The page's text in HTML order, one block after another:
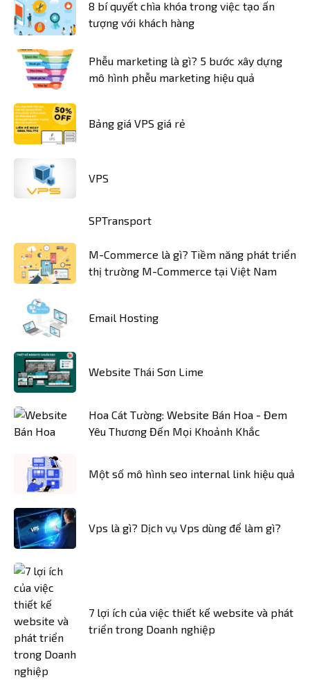
8 bí quyết chìa khóa trong việc tạo ấn
tượng với khách hàng
Phễu marketing là gì? 5 bước xây dựng
mô hình phễu marketing hiệu quả
Bảng giá VPS giá rẻ
VPS
SPTransport
M-Commerce là gì? Tiềm năng phát triển
thị trường M-Commerce tại Việt Nam
Email Hosting
Website Thái Sơn Lime
Hoa Cát Tường: Website Bán Hoa - Đem
Yêu Thương Đến Mọi Khoảnh Khắc
Một số mô hình seo internal link hiệu quả
Vps là gì? Dịch vụ Vps dùng để làm gì?
7 lợi ích của việc thiết kế website và phát
triển trong Doanh nghiệp